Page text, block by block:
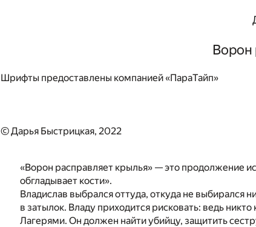
Ворон
Шрифты предоставлены компанией «ПараТайп»
© Дарья Быстрицкая, 2022
«Ворон расправляет крылья» — это продолжение
обгладывает кости».
Владислав выбрался оттуда, откуда не выбирался
в затылок. Владу приходится рисковать: ведь
Лагерями. Он должен найти убийцу, защитить